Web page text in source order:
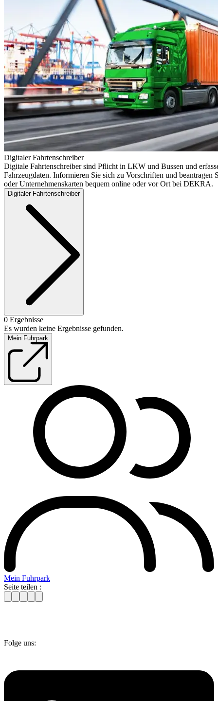
Digitaler Fahrtenschreiber
Digitale Fahrtenschreiber sind Pflicht in LKW und Bussen und
Fahrzeugdaten. Informieren Sie sich zu Vorschriften und beantragen
oder Unternehmenskarten bequem online oder vor Ort bei DEKRA.
Digitaler Fahrtenschreiber
0 Ergebnisse
Es wurden keine Ergebnisse gefunden.
Mein Fuhrpark
Mein Fuhrpark
Seite teilen :
Folge uns: